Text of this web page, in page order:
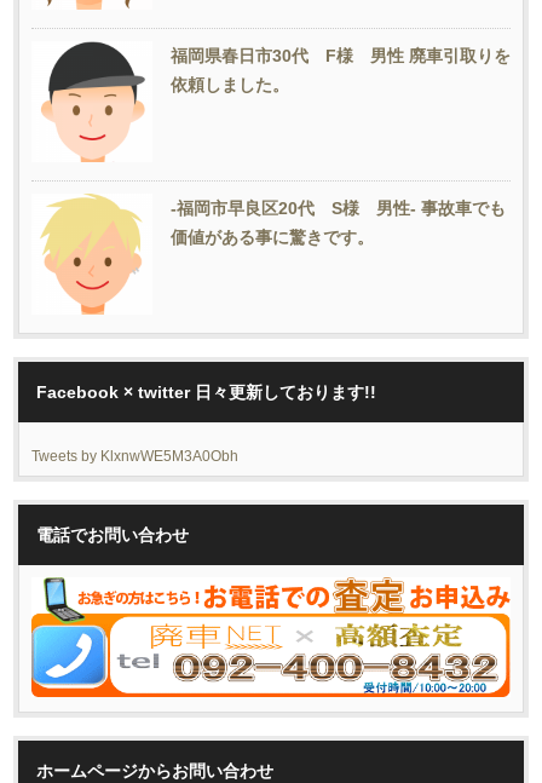
福岡県春日市30代 F様 男性 廃車引取りを
依頼しました。
-福岡市早良区20代 S様 男性- 事故車でも
価値がある事に驚きです。
Facebook × twitter 日々更新しております!!
Tweets by KlxnwWE5M3A0Obh
電話でお問い合わせ
ホームページからお問い合わせ